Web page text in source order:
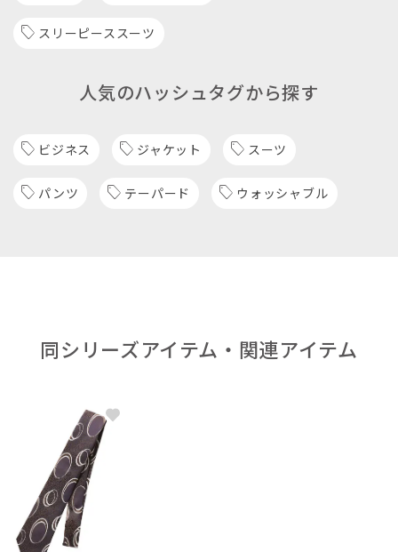
スリーピーススーツ
人気のハッシュタグから探す
ビジネス ジャケット スーツ
パンツ テーパード ウォッシャブル
同シリーズアイテム・関連アイテム